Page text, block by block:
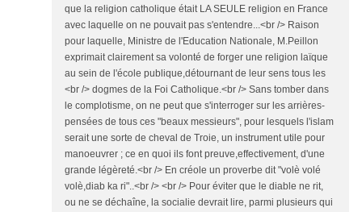
que la religion catholique était LA SEULE religion en France
avec laquelle on ne pouvait pas s'entendre...<br /> Raison
pour laquelle, Ministre de l'Education Nationale, M.Peillon
exprimait clairement sa volonté de forger une religion laïque
au sein de l'école publique,détournant de leur sens tous les
<br /> dogmes de la Foi Catholique.<br /> Sans tomber dans
le complotisme, on ne peut que s'interroger sur les arrières-
pensées de tous ces "beaux messieurs", pour lesquels l'islam
serait une sorte de cheval de Troie, un instrument utile pour
manoeuvrer ; ce en quoi ils font preuve,effectivement, d'une
grande légèreté.<br /> En créole un proverbe dit "volè volé
volè,diab ka ri"..<br /> <br /> Pour éviter que le diable ne rit,
ou ne se déchaîne, la socialie devrait lire, parmi plusieurs qui